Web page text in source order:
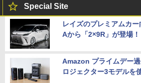
Special Site
レイズのプレミアムカ
Aから「2×9R」が登場！
Amazon プライムデー
ロジェクター3モデルを